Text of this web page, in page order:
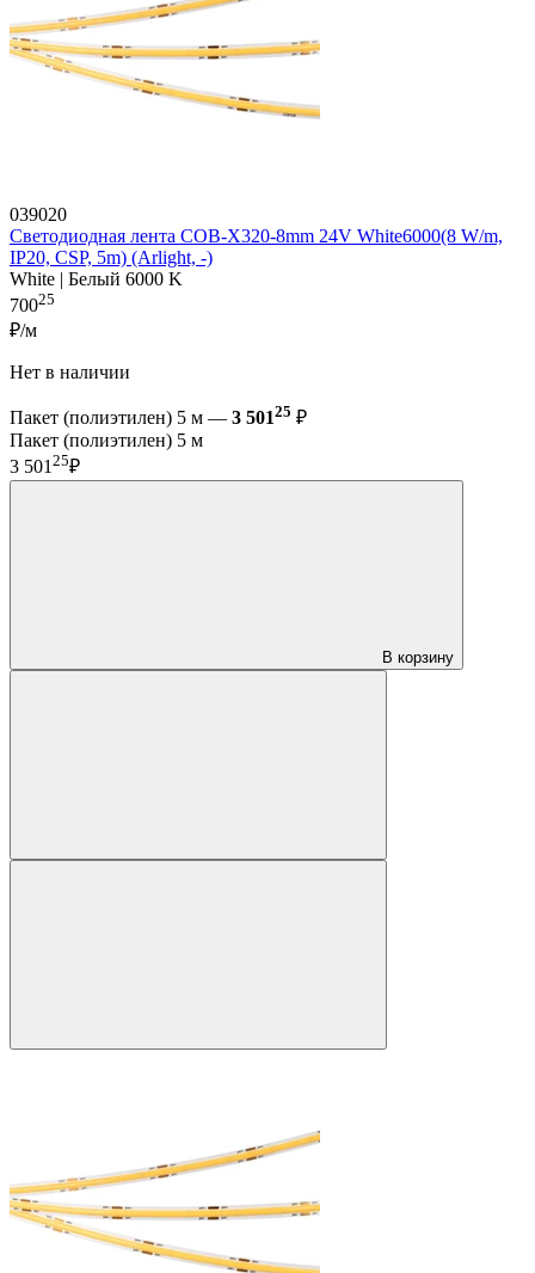
039020
Светодиодная лента COB-X320-8mm 24V White6000(8 W/m,
IP20, CSP, 5m) (Arlight, -)
White | Белый 6000 K
70025
₽/м
Нет в наличии
Пакет (полиэтилен) 5 м — 3 50125 ₽
Пакет (полиэтилен) 5 м
3 50125₽
В корзину